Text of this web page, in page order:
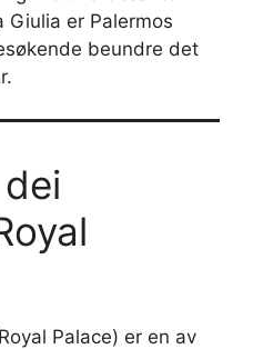
Giulia er Palermos
beundre det
Palace) er en av